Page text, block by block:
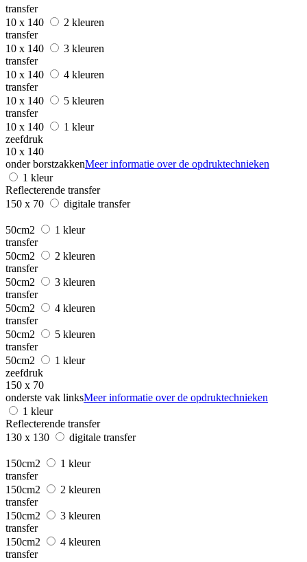
transfer
10 x 140
2 kleuren
transfer
10 x 140
3 kleuren
transfer
10 x 140
4 kleuren
transfer
10 x 140
5 kleuren
transfer
10 x 140
1 kleur
zeefdruk
10 x 140
onder borstzakkenMeer informatie over de opdruktechnieken
1 kleur
Reflecterende transfer
150 x 70
digitale transfer
50cm2
1 kleur
transfer
50cm2
2 kleuren
transfer
50cm2
3 kleuren
transfer
50cm2
4 kleuren
transfer
50cm2
5 kleuren
transfer
50cm2
1 kleur
zeefdruk
150 x 70
onderste vak linksMeer informatie over de opdruktechnieken
1 kleur
Reflecterende transfer
130 x 130
digitale transfer
150cm2
1 kleur
transfer
150cm2
2 kleuren
transfer
150cm2
3 kleuren
transfer
150cm2
4 kleuren
transfer